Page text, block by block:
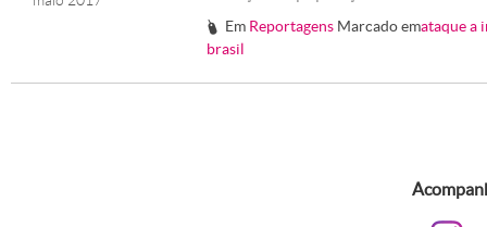
# Em Reportagens Marcado emataque a
brasil